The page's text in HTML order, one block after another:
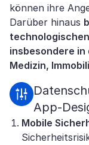
können ihre
Darüber hinaus
insbesondere in
Medizin,
App-
Mobile